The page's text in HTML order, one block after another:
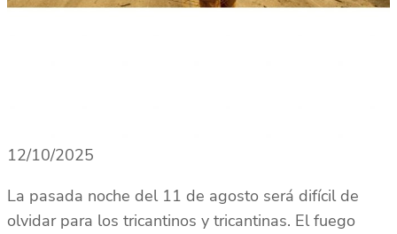
12/10/2025
La pasada noche del 11 de agosto será difícil de
olvidar para los tricantinos y tricantinas. El fuego